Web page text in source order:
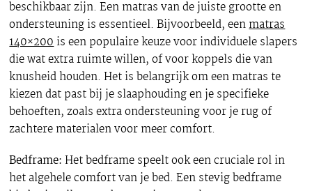
beschikbaar zijn. Een matras van de juiste grootte en
ondersteuning is essentieel. Bijvoorbeeld, eenmatras
140×200is een populaire keuze voor individuele slapers
die wat extra ruimte willen, of voor koppels die van
knusheid houden. Het is belangrijk om een matras te
kiezen dat past bij je slaaphouding en je specifieke
behoeften, zoals extra ondersteuning voor je rug of
zachtere materialen voor meer comfort.
Bedframe: Het bedframe speelt ook een cruciale rol in
het algehele comfort van je bed. Een stevig bedframe